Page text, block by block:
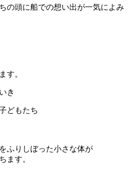
の頭に船での想い出が一気によみ
す。
き
どもたち
ふりしぼった小さな体が
ます。